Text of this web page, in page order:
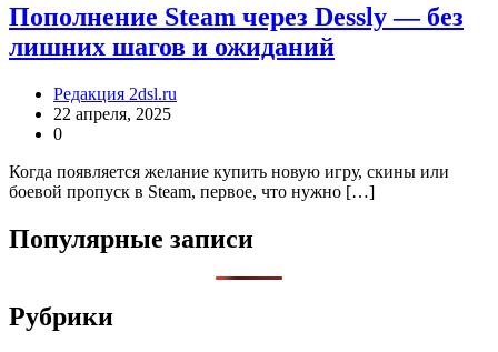
Пополнение Steam через Dessly — без
лишних шагов и ожиданий
Редакция 2dsl.ru
22 апреля, 2025
0
Когда появляется желание купить новую игру, скины или
боевой пропуск в Steam, первое, что нужно […]
Популярные записи
Рубрики